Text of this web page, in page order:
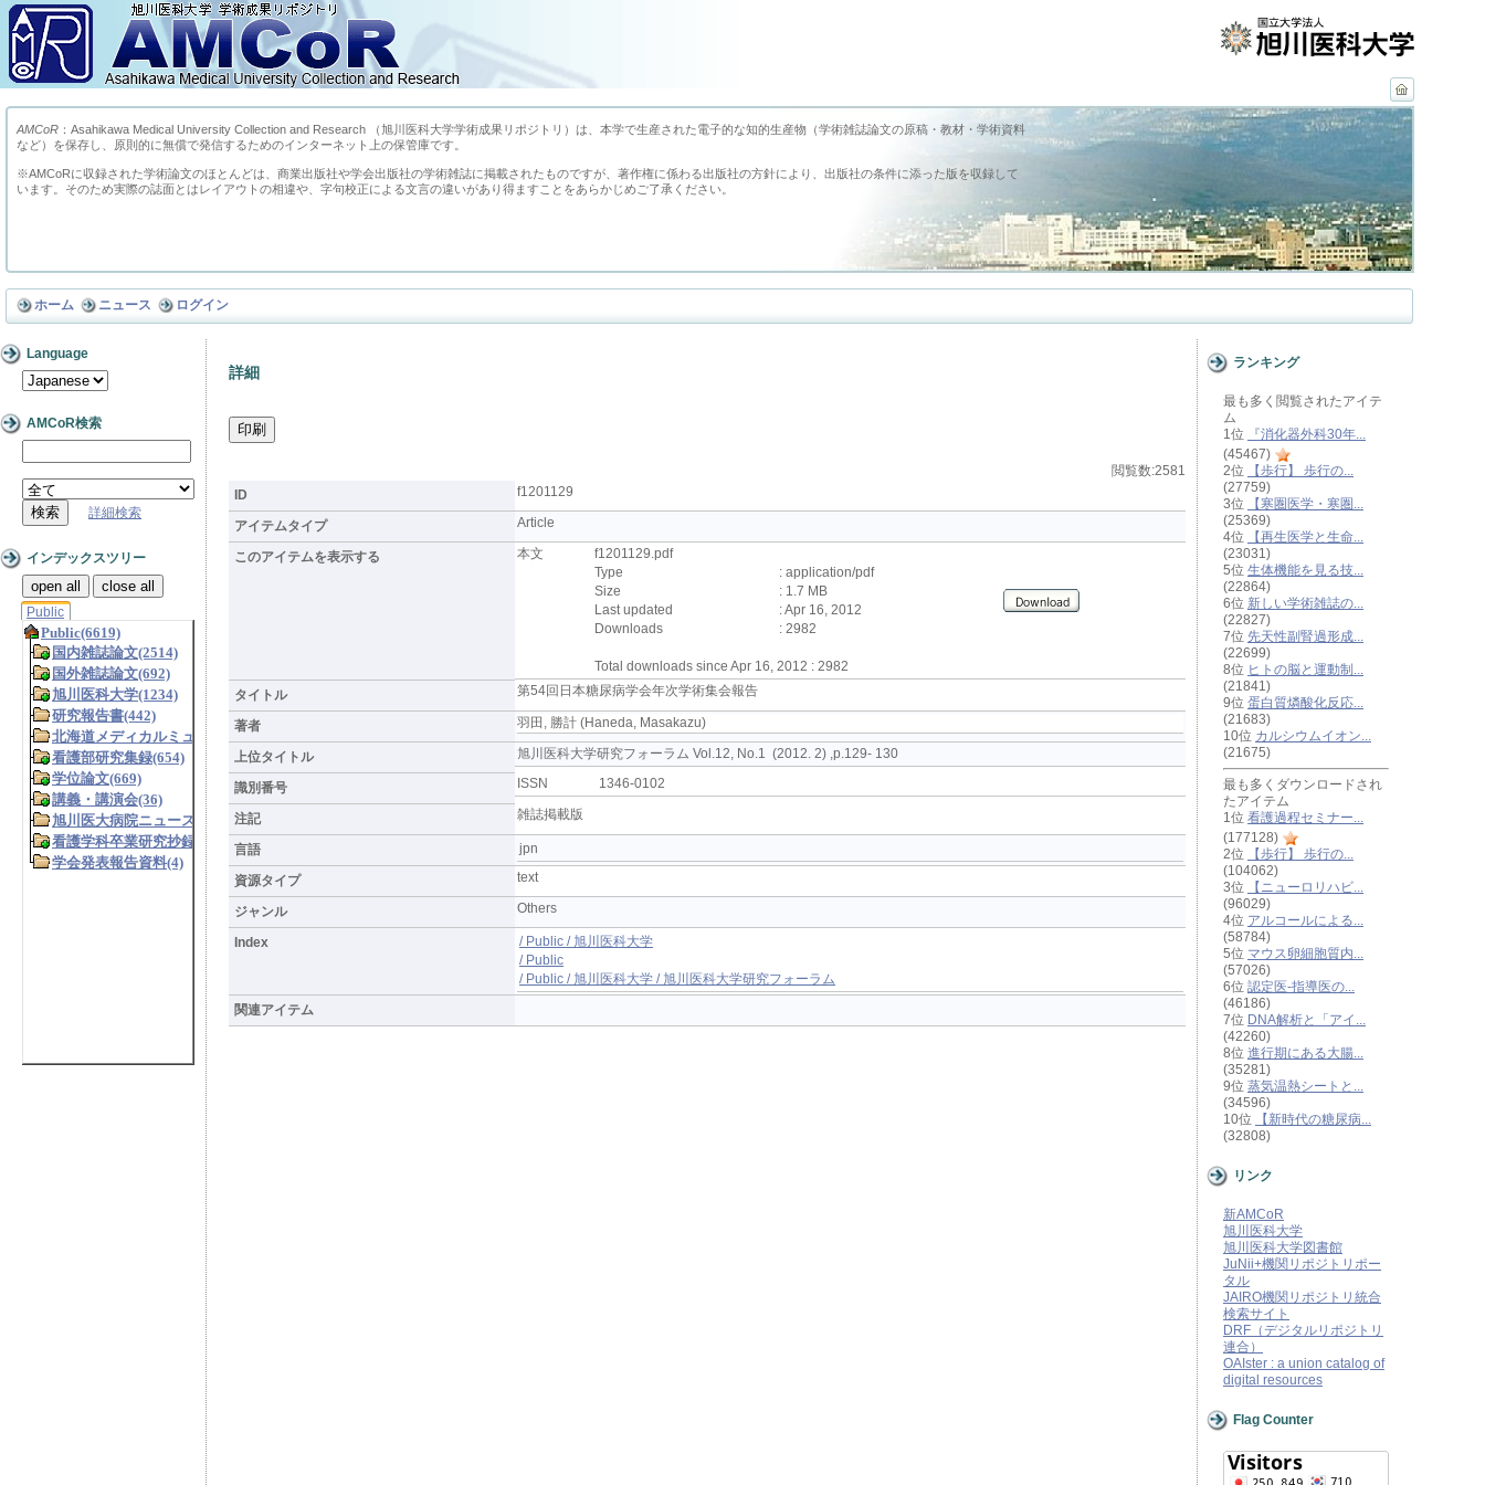
AMCoR ：Asahikawa Medical University Collection and Research （旭川医科大学学術成果リポジトリ）は、本学で生産された電子的な知的生産物（学術雑誌論文の原稿・教材・学術資料
など）を保存し、原則的に無償で発信するためのインターネット上の保管庫です。
※AMCoRに収録された学術論文のほとんどは、商業出版社や学会出版社の学術雑誌に掲載されたものですが、著作権に係わる出版社の方針により、出版社の条件に添った版を収録して
います。そのため実際の誌面とはレイアウトの相違や、字句校正による文言の違いがあり得ますことをあらかじめご了承ください。
ホーム ニュース ログイン
Language
AMCoR検索
詳細検索
インデックスツリー
open all close all
Public
詳細
閲覧数:2581
ID
f1201129
アイテムタイプ Article
このアイテムを表示する 本文
f1201129.pdf
Type
: application/pdf
Size
: 1.7 MB
Last updated
: Apr 16, 2012
Downloads
: 2982
Total downloads since Apr 16, 2012 : 2982
タイトル
第54回日本糖尿病学会年次学術集会報告
著者 羽田, 勝計 (Haneda, Masakazu)
上位タイトル 旭川医科大学研究フォーラム Vol.12, No.1 (2012. 2) ,p.129- 130
識別番号 ISSN 1346-0102
注記 雑誌掲載版
言語 jpn
資源タイプ text
ジャンル Others
Index
/ Public / 旭川医科大学
/ Public
/ Public / 旭川医科大学 / 旭川医科大学研究フォーラム
関連アイテム
ランキング
最も多く閲覧されたアイテ
ム
1位
『消化器外科30年...
(45467)
2位
【歩行】 歩行の...
(27759)
3位
【寒圏医学・寒圏...
(25369)
4位
【再生医学と生命...
(23031)
5位 生体機能を見る技...
(22864)
6位 新しい学術雑誌の...
(22827)
7位 先天性副腎過形成...
(22699)
8位 ヒトの脳と運動制...
(21841)
9位 蛋白質燐酸化反応...
(21683)
10位 カルシウムイオン...
(21675)
最も多くダウンロードされ
たアイテム
1位 看護過程セミナー...
(177128)
2位
【歩行】 歩行の...
(104062)
3位
【ニューロリハビ...
(96029)
4位 アルコールによる...
(58784)
5位 マウス卵細胞質内...
(57026)
6位 認定医-指導医の...
(46186)
7位 DNA解析と「アイ...
(42260)
8位 進行期にある大腸...
(35281)
9位 蒸気温熱シートと...
(34596)
10位
【新時代の糖尿病...
(32808)
リンク
新AMCoR
旭川医科大学
旭川医科大学図書館
JuNii+機関リポジトリポー
タル
JAIRO機関リポジトリ統合
検索サイト
DRF（デジタルリポジトリ
連合）
OAIster : a union catalog of
digital resources
Flag Counter